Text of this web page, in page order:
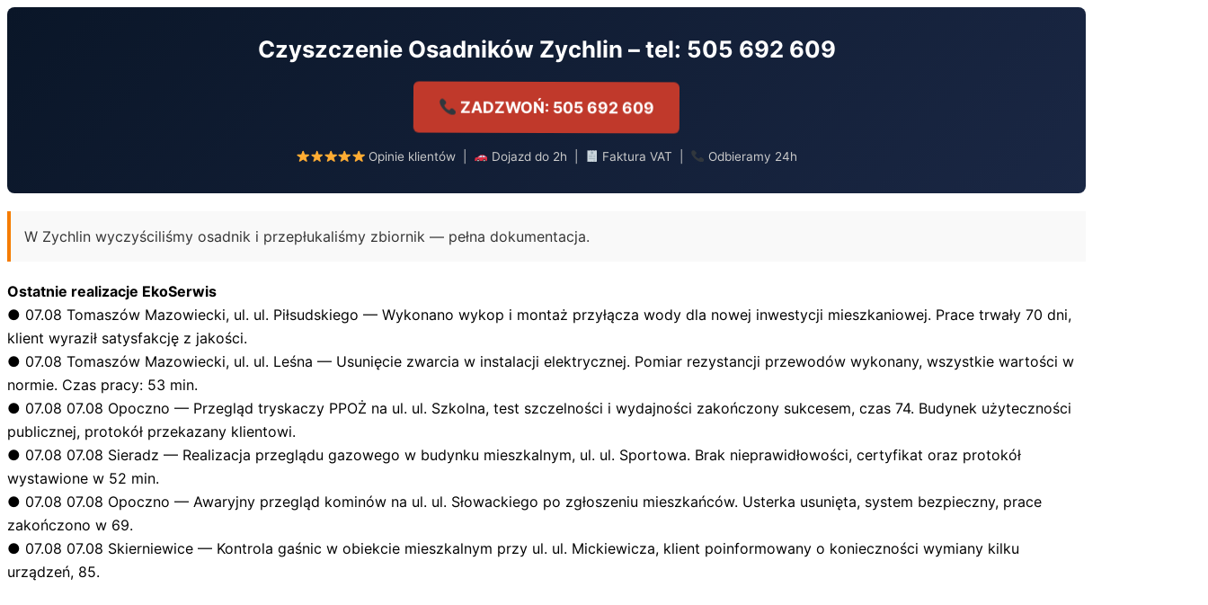
Przejdź
Czyszczenie Osadników Zychlin – tel: 505 692 609
ZADZWOŃ: 505 692 609
Opinie klientów | Dojazd do 2h | Faktura VAT | Odbieramy 24h
W Zychlin wyczyściliśmy osadnik i przepłukaliśmy zbiornik — pełna dokumentacja.
Ostatnie realizacje EkoSerwis
● 07.08 Tomaszów Mazowiecki, ul. ul. Piłsudskiego — Wykonano wykop i montaż przyłącza wody dla nowej inwestycji mieszkaniowej. Prace trwały 70 dni,
klient wyraził satysfakcję z jakości.
● 07.08 Tomaszów Mazowiecki, ul. ul. Leśna — Usunięcie zwarcia w instalacji elektrycznej. Pomiar rezystancji przewodów wykonany, wszystkie wartości w
normie. Czas pracy: 53 min.
● 07.08 07.08 Opoczno — Przegląd tryskaczy PPOŻ na ul. ul. Szkolna, test szczelności i wydajności zakończony sukcesem, czas 74. Budynek użyteczności
publicznej, protokół przekazany klientowi.
● 07.08 07.08 Sieradz — Realizacja przeglądu gazowego w budynku mieszkalnym, ul. ul. Sportowa. Brak nieprawidłowości, certyfikat oraz protokół
wystawione w 52 min.
● 07.08 07.08 Opoczno — Awaryjny przegląd kominów na ul. ul. Słowackiego po zgłoszeniu mieszkańców. Usterka usunięta, system bezpieczny, prace
zakończono w 69.
● 07.08 07.08 Skierniewice — Kontrola gaśnic w obiekcie mieszkalnym przy ul. ul. Mickiewicza, klient poinformowany o konieczności wymiany kilku
urządzeń, 85.